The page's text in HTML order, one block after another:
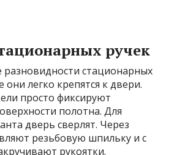
ручек
разновидности стационарных
они легко крепятся к двери.
просто фиксируют
полотна. Для
дверь сверлят. Через
резьбовую шпильку и с
рукоятки.